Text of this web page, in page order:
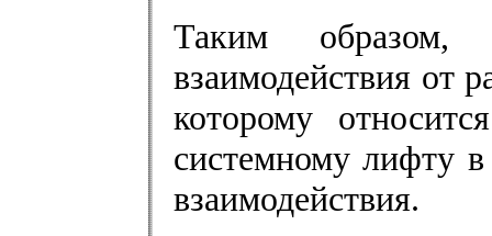
Таким образом,
взаимодействия от
которому
системному лифту в
взаимодействия.